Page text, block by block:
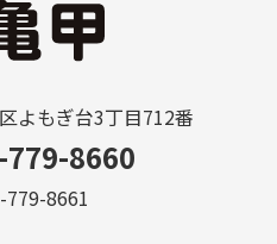
よもぎ台3丁目712番
8660
779-8661